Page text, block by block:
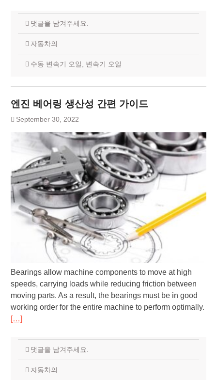
댓글을 남겨주세요.
자동차의
수동 변속기 오일, 변속기 오일
엔진 베어링 생산성 간편 가이드
September 30, 2022
Bearings allow machine components to move at high
speeds, carrying loads while reducing friction between
moving parts. As a result, the bearings must be in good
working order for the entire machine to perform optimally.
[…]
댓글을 남겨주세요.
자동차의